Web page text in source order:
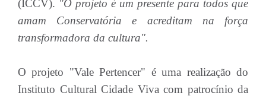
(ICCV). "O projeto é um presente para todos que
amam Conservatória e acreditam na força
transformadora da cultura".
O projeto "Vale Pertencer" é uma realização do
Instituto Cultural Cidade Viva com patrocínio da